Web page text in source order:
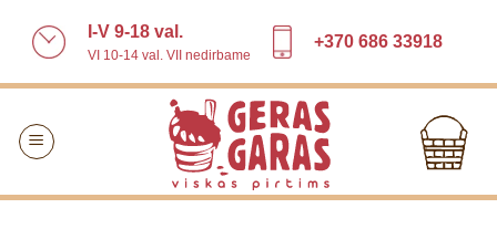
I-V 9-18 val.
VI 10-14 val. VII nedirbame
+370 686 33918